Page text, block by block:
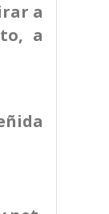
a
a